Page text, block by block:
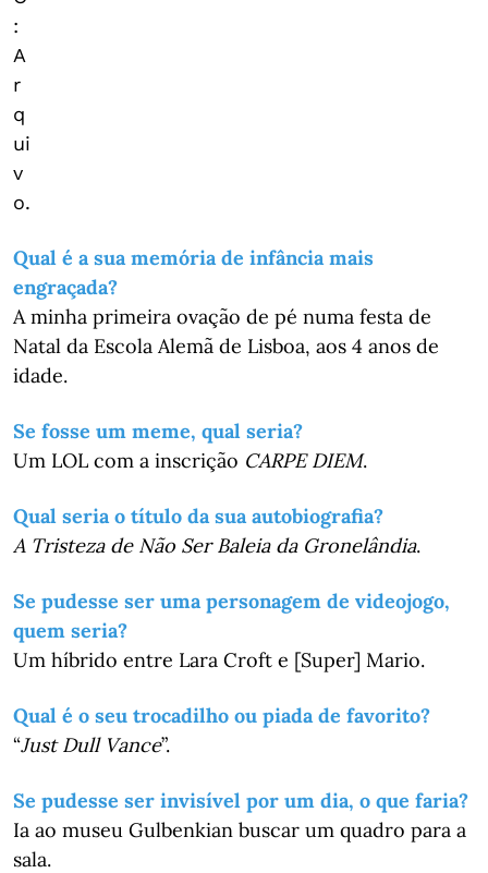
:
A
r
q
ui
v
o.
Qual é a sua memória de infância mais
engraçada?
A minha primeira ovação de pé numa festa de
Natal da Escola Alemã de Lisboa, aos 4 anos de
idade.
Se fosse um meme, qual seria?
Um LOL com a inscrição CARPE DIEM.
Qual seria o título da sua autobiografia?
A Tristeza de Não Ser Baleia da Gronelândia.
Se pudesse ser uma personagem de videojogo,
quem seria?
Um híbrido entre Lara Croft e [Super] Mario.
Qual é o seu trocadilho ou piada de favorito?
“Just Dull Vance”.
Se pudesse ser invisível por um dia, o que faria?
Ia ao museu Gulbenkian buscar um quadro para a
sala.